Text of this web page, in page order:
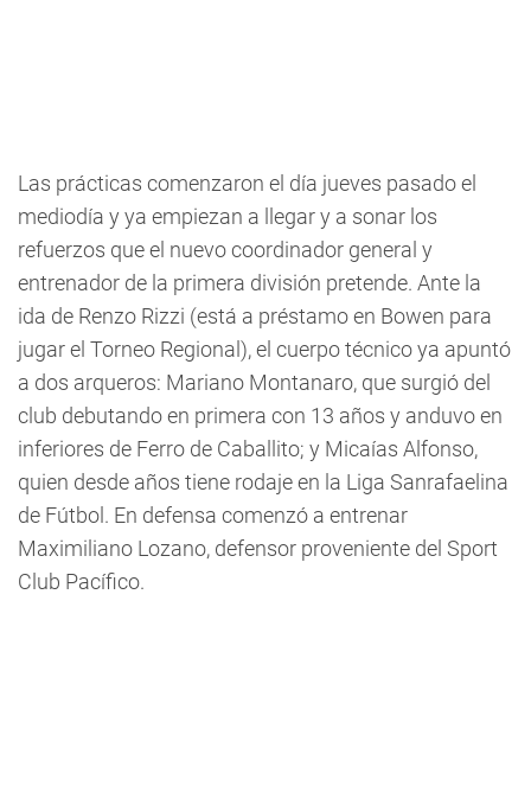
Las prácticas comenzaron el día jueves pasado el
mediodía y ya empiezan a llegar y a sonar los
refuerzos que el nuevo coordinador general y
entrenador de la primera división pretende. Ante la
ida de Renzo Rizzi (está a préstamo en Bowen para
jugar el Torneo Regional), el cuerpo técnico ya apuntó
a dos arqueros: Mariano Montanaro, que surgió del
club debutando en primera con 13 años y anduvo en
inferiores de Ferro de Caballito; y Micaías Alfonso,
quien desde años tiene rodaje en la Liga Sanrafaelina
de Fútbol. En defensa comenzó a entrenar
Maximiliano Lozano, defensor proveniente del Sport
Club Pacífico.